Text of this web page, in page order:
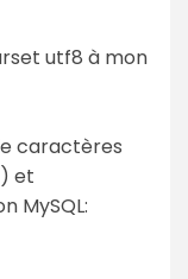
utf8 à mon
caractères
et
MySQL: